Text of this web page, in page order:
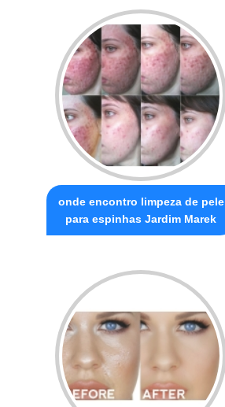
onde encontro limpeza de pele
para espinhas Jardim Marek